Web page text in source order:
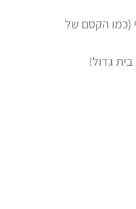
(כמו הקסם של
גדול!